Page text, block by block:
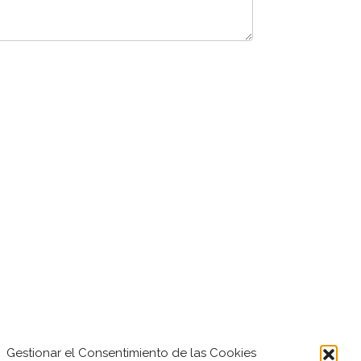
Gestionar el Consentimiento de las Cookies